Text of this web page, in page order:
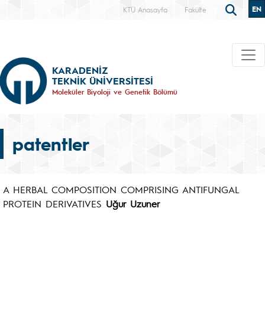
KTÜ Anasayfa Fakülte EN
KARADENİZ
TEKNİK ÜNİVERSİTESİ
Moleküler Biyoloji ve Genetik Bölümü
patentler
A HERBAL COMPOSITION COMPRISING ANTIFUNGAL
PROTEIN DERIVATIVES Uğur Uzuner